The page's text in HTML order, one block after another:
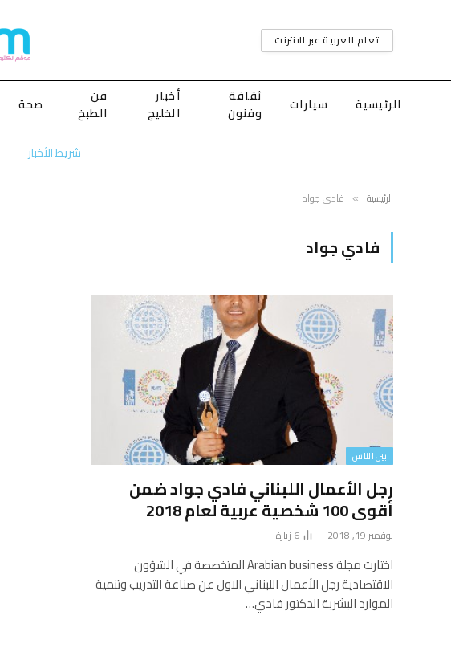
تعلم العربية عبر الانترنت
الرئيسية سيارات
ثقافة
وفنون
أخبار
الخليج
فن
الطبخ
صحة
شريط الأخبار
الرئيسية » فادي جواد
فادي جواد
بين الناس
رجل الأعمال اللبناني فادي جواد ضمن
أقوى 100 شخصية عربية لعام 2018
نوفمبر 19, 2018 6 زيارة
اختارت مجلة Arabian business المتخصصة في الشؤون
الاقتصادية رجل الأعمال اللبناني الاول عن صناعة التدريب وتنمية
الموارد البشرية الدكتور فادي…